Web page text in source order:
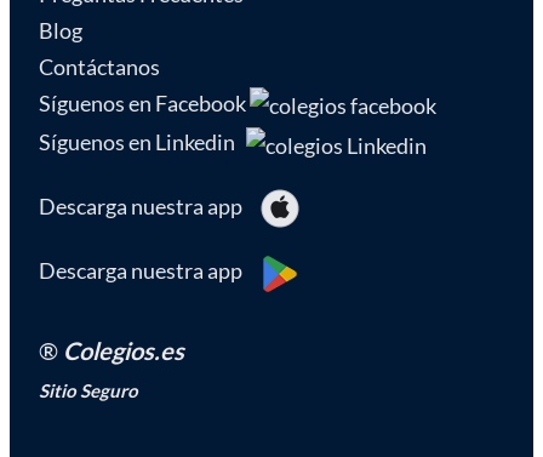
Blog
Contáctanos
Síguenos en Facebook
Síguenos en Linkedin
Descarga nuestra app
Descarga nuestra app
® Colegios.es
Sitio Seguro